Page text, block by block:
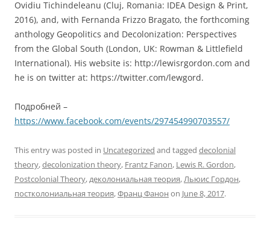
Ovidiu Tichindeleanu (Cluj, Romania: IDEA Design & Print,
2016), and, with Fernanda Frizzo Bragato, the forthcoming
anthology Geopolitics and Decolonization: Perspectives
from the Global South (London, UK: Rowman & Littlefield
International). His website is: http://lewisrgordon.com and
he is on twitter at: https://twitter.com/lewgord.
Подробней –
https://www.facebook.com/events/297454990703557/
This entry was posted in Uncategorized and tagged decolonial
theory,decolonization theory, Frantz Fanon, Lewis R. Gordon,
Postcolonial Theory,деколониальная теория,Льюис Гордон,
постколониальная теория,Франц Фанон on June 8, 2017.